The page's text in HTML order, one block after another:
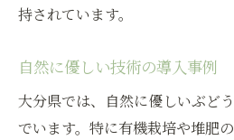
持されています。
自然に優しい技術の導入事例
大分県では、自然に優しいぶど
でいます。特に有機栽培や堆肥